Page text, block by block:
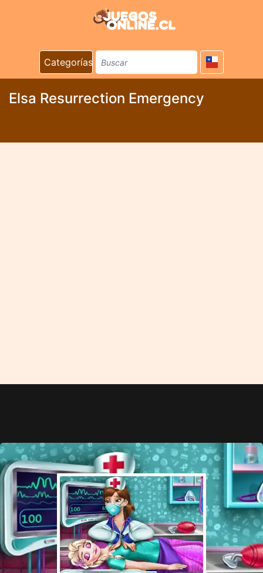
Categorías
Elsa Resurrection Emergency